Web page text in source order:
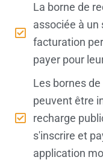
La borne de
associée à
facturation
payer pour
Les bornes
peuvent être
recharge
s'inscrire et
application